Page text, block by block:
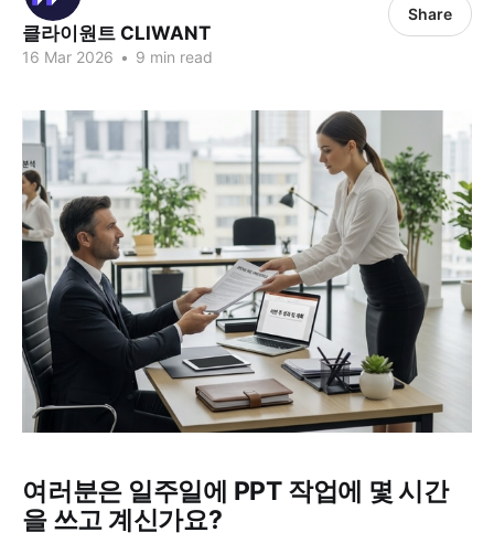
클라이원트 CLIWANT
16 Mar 2026 • 9 min read
Share
여러분은 일주일에 PPT 작업에 몇 시간
을 쓰고 계신가요?